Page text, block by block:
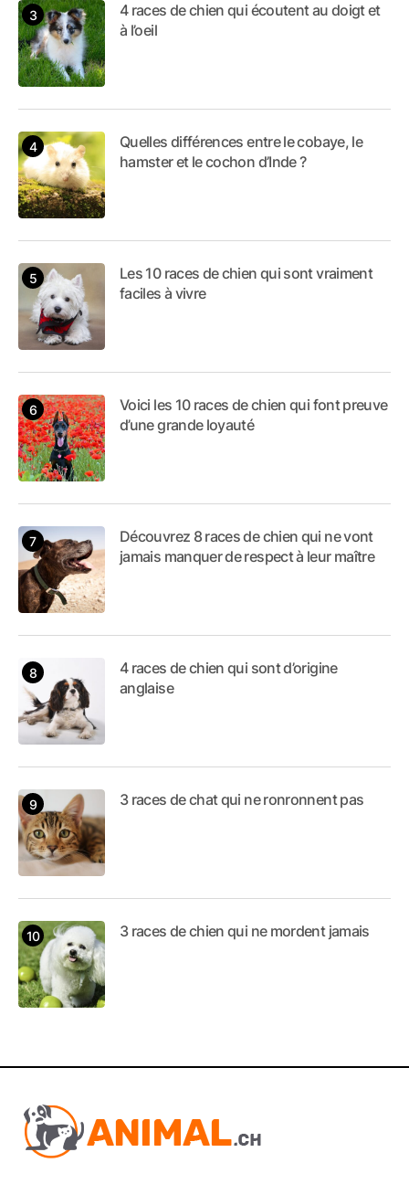
4 races de chien qui écoutent au doigt et
à l’oeil
Quelles différences entre le cobaye, le
hamster et le cochon d’Inde ?
Les 10 races de chien qui sont vraiment
faciles à vivre
Voici les 10 races de chien qui font preuve
d’une grande loyauté
Découvrez 8 races de chien qui ne vont
jamais manquer de respect à leur maître
4 races de chien qui sont d’origine
anglaise
3 races de chat qui ne ronronnent pas
3 races de chien qui ne mordent jamais